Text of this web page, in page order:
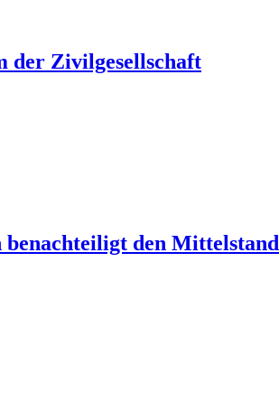
der Zivilgesellschaft
den Mittelstand